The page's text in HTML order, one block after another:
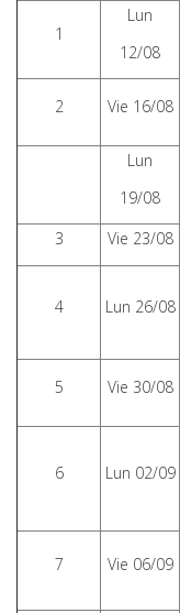
1
Lun
12/08
2 Vie 16/08
Lun
19/08
3 Vie 23/08
4 Lun 26/08
5 Vie 30/08
6 Lun 02/09
7 Vie 06/09